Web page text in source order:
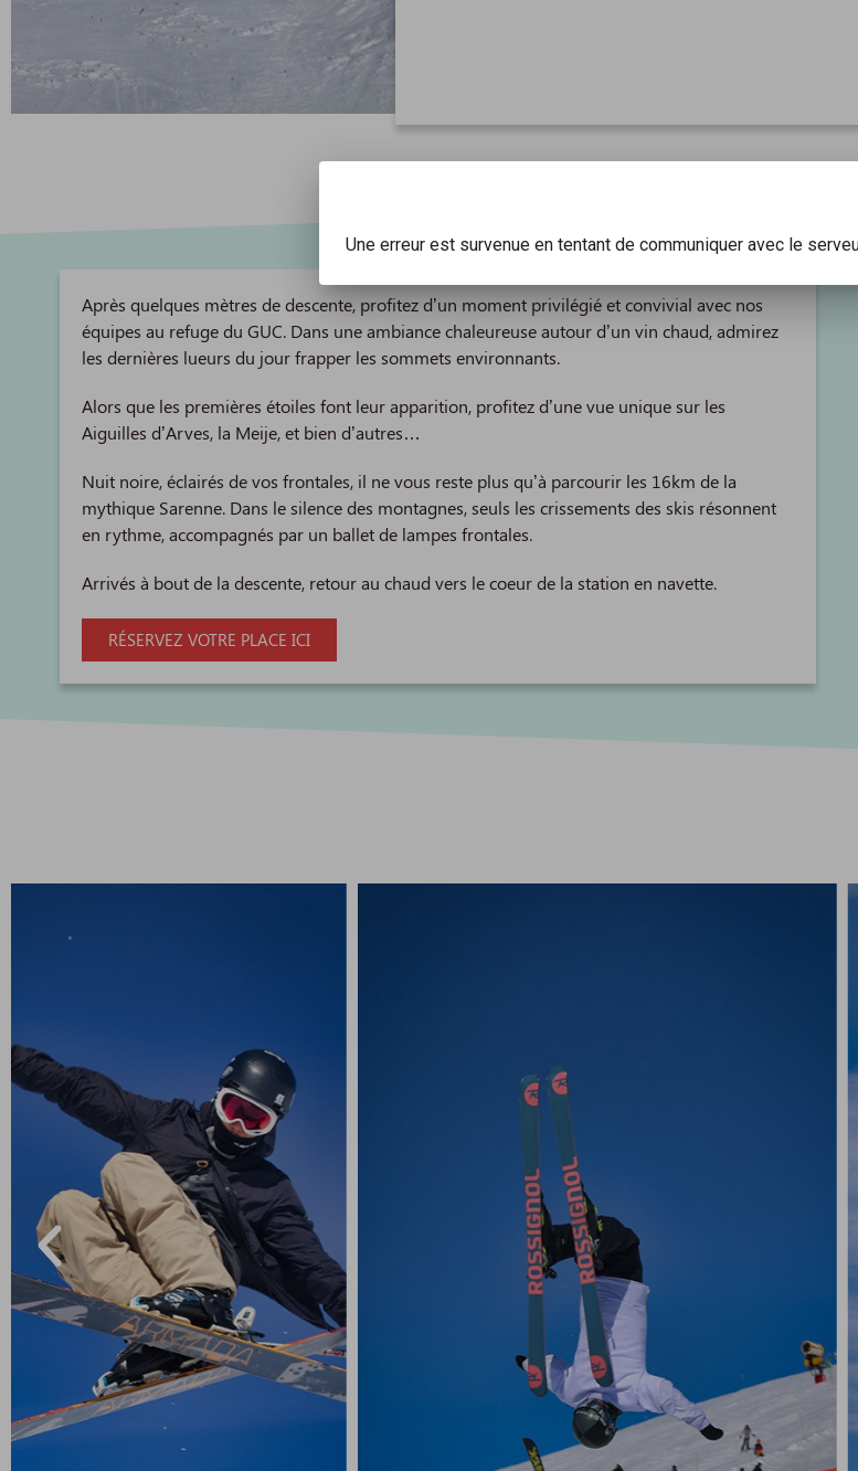
Après quelques mètres de descente, profitez d’un moment privilégié et convivial avec nos
équipes au refuge du GUC. Dans une ambiance chaleureuse autour d’un vin chaud, admirez
les dernières lueurs du jour frapper les sommets environnants.
Alors que les premières étoiles font leur apparition, profitez d’une vue unique sur les
Aiguilles d’Arves, la Meije, et bien d’autres…
Nuit noire, éclairés de vos frontales, il ne vous reste plus qu’à parcourir les 16km de la
mythique Sarenne. Dans le silence des montagnes, seuls les crissements des skis résonnent
en rythme, accompagnés par un ballet de lampes frontales.
Arrivés à bout de la descente, retour au chaud vers le coeur de la station en navette.
RÉSERVEZ VOTRE PLACE ICI
Une erreur est survenue en tentant de communiquer avec le